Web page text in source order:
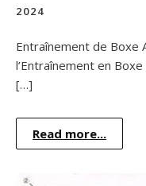
2024
Entraînement de Boxe
l’Entraînement en
[…]
Read more...